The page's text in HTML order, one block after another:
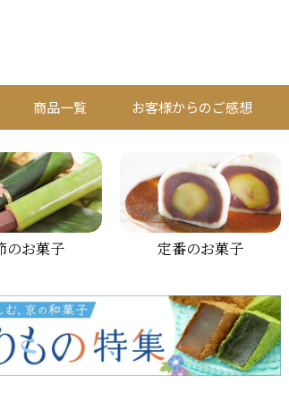
商品一覧 お客様からのご感想
のお菓子 定番のお菓子